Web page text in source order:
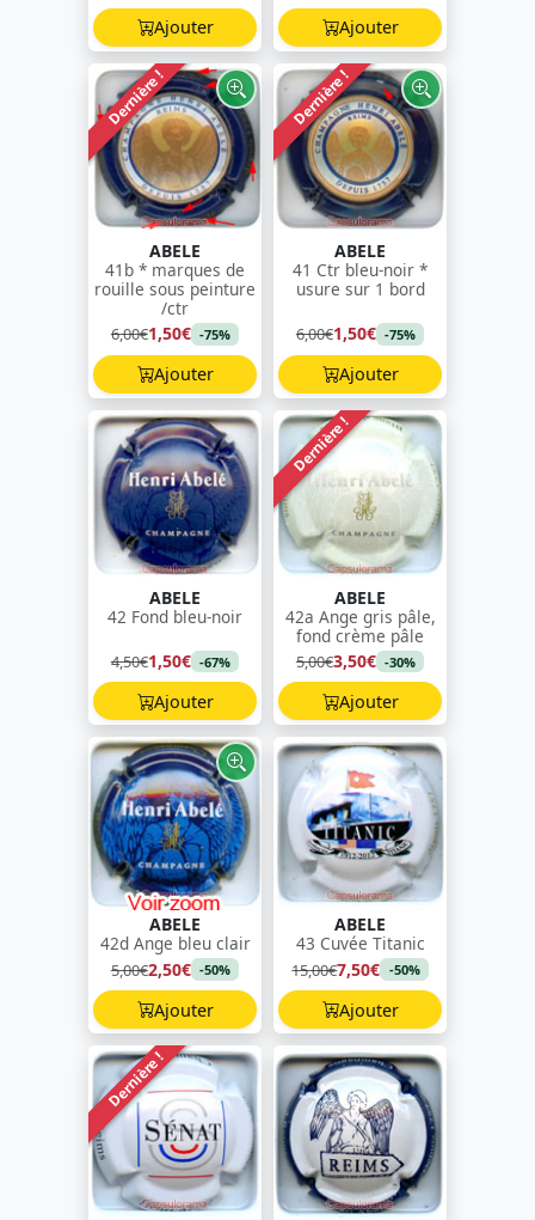
Ajouter Ajouter
Dernière !
ABELE
41b * marques de
rouille sous peinture
/ctr
6,00€1,50€ -75%
Ajouter
Dernière !
ABELE
41 Ctr bleu-noir *
usure sur 1 bord
6,00€1,50€ -75%
Ajouter
ABELE
42 Fond bleu-noir
4,50€1,50€ -67%
Ajouter
Dernière !
ABELE
42a Ange gris pâle,
fond crème pâle
5,00€3,50€ -30%
Ajouter
ABELE
42d Ange bleu clair
5,00€2,50€ -50%
Ajouter
ABELE
43 Cuvée Titanic
15,00€7,50€ -50%
Ajouter
Dernière !